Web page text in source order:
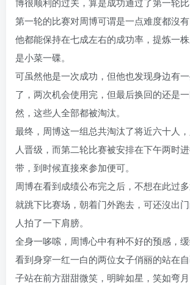
第一轮的比赛对周博可谓是一点难度都沒
他都能保持在七成左右的成功率，提炼一
是小菜一碟。
可虽然他是一次成功，但他也发现身边有
了，两次机会使用完，但最后换回的还是
然，这些人全部都被淘汰。
最终，周博这一组总共淘汰了将近六十人
人晋级，而第二轮比赛被安排在下午两时
带，到时候直接來参加便可。
周博在看到成绩公布完之后，不想在此过
就跳下比赛场，朝着门外跑去，可还沒出
人拍了一下肩膀。
全身一哆嗦，周博心中有种不好的预感，
看到身穿一红一白的两位女子俏丽的站在
子站在前方甜甜微笑，明眸如星，笑如弯